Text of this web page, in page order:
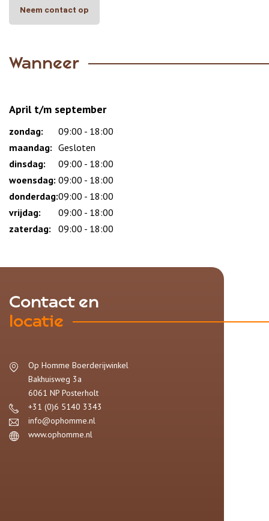
Neem contact op
Wanneer
April t/m september
Dag
Time
slot
Reactie
zondag:
09:00 - 18:00
maandag: Gesloten
dinsdag:
09:00 - 18:00
woensdag: 09:00 - 18:00
donderdag:09:00 - 18:00
vrijdag:
09:00 - 18:00
zaterdag:
09:00 - 18:00
Contact en
locatie
Op Homme Boerderijwinkel
Bakhuisweg 3a
6061 NP Posterholt
+31 (0)6 5140 3343
info@ophomme.nl
www.ophomme.nl